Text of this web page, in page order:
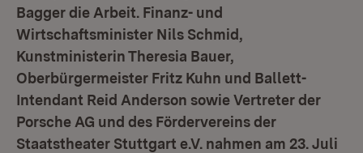
Bagger die Arbeit. Finanz- und
Wirtschaftsminister Nils Schmid,
Kunstministerin Theresia Bauer,
Oberbürgermeister Fritz Kuhn und Ballett-
Intendant Reid Anderson sowie Vertreter der
Porsche AG und des Fördervereins der
Staatstheater Stuttgart e.V. nahmen am 23. Juli